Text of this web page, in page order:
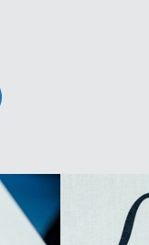
ar brīvām